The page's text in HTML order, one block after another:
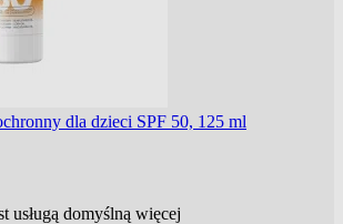
dla dzieci SPF 50, 125 ml
usługą domyślną więcej